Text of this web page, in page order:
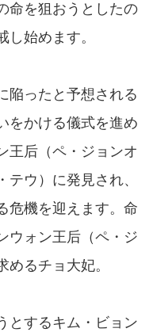
命を狙おうとしたの
始めます。
陥ったと予想される
をかける儀式を進め
王后（ペ・ジョンオ
ウ）に発見され、
危機を迎えます。命
ウォン王后（ペ・ジ
めるチョ大妃。
とするキム・ビョン